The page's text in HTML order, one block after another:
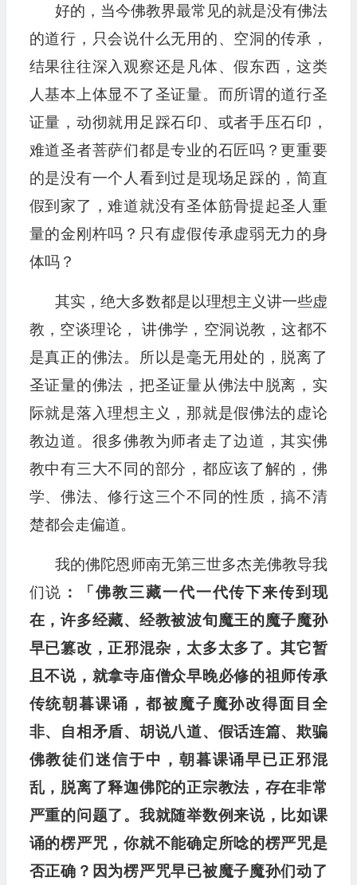
好的，当今佛教界最常见的就是没有佛法
的道行，只会说什么无用的、空洞的传承，
结果往往深入观察还是凡体、假东西，这类
人基本上体显不了圣证量。而所谓的道行圣
证量，动彻就用足踩石印、或者手压石印，
难道圣者菩萨们都是专业的石匠吗？更重要
的是没有一个人看到过是现场足踩的，简直
假到家了，难道就没有圣体筋骨提起圣人重
量的金刚杵吗？只有虚假传承虚弱无力的身
体吗？
其实，绝大多数都是以理想主义讲一些虚
教，空谈理论， 讲佛学，空洞说教，这都不
是真正的佛法。所以是毫无用处的，脱离了
圣证量的佛法，把圣证量从佛法中脱离，实
际就是落入理想主义，那就是假佛法的虚论
教边道。很多佛教为师者走了边道，其实佛
教中有三大不同的部分，都应该了解的，佛
学、佛法、修行这三个不同的性质，搞不清
楚都会走偏道。
我的佛陀恩师南无第三世多杰羌佛教导我
们说 ： 「佛教三藏一代一代传下来传到现
在，许多经藏、经教被波旬魔王的魔子魔孙
早已篡改，正邪混杂，太多太多了。其它暂
且不说，就拿寺庙僧众早晚必修的祖师传承
传统朝暮课诵，都被魔子魔孙改得面目全
非、自相矛盾、胡说八道、假话连篇、欺骗
佛教徒们迷信于中，朝暮课诵早已正邪混
乱，脱离了释迦佛陀的正宗教法，存在非常
严重的问题了。我就随举数例来说，比如课
诵的楞严咒，你就不能确定所唸的楞严咒是
否正确？因为楞严咒早已被魔子魔孙们动了